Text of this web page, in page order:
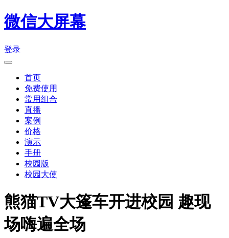
微信大屏幕
登录
首页
免费使用
常用组合
直播
案例
价格
演示
手册
校园版
校园大使
熊猫TV大篷车开进校园 趣现
场嗨遍全场